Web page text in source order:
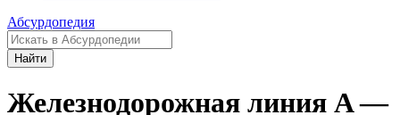
Абсурдопедия
Найти
Железнодорожная линия A —